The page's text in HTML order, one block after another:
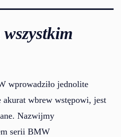
wprowadziło jednolite
akurat wbrew wstępowi, jest
Nazwijmy
serii BMW